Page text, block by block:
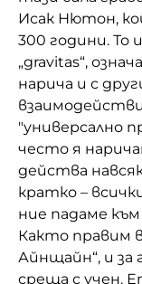
Исак Нютон,
300 години. То
„gravitas“,
нарича и с
"универсално
често я
действа
кратко –
ние падаме
Както правим
Айнщайн“, и
среща с учен.